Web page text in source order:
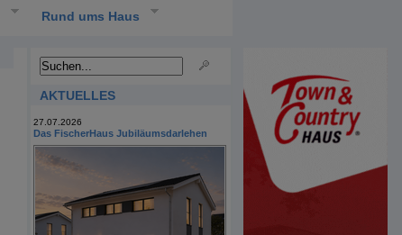
Rund ums Haus
AKTUELLES
27.07.2026
Das FischerHaus Jubiläumsdarlehen